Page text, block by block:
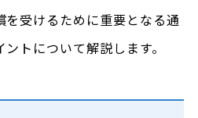
受けるために重要となる通
トについて解説します。